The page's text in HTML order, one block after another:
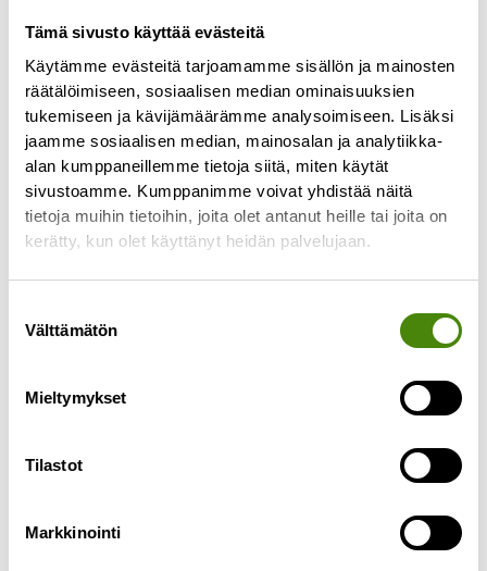
Tämä sivusto käyttää evästeitä
Käytämme evästeitä tarjoamamme sisällön ja mainosten
räätälöimiseen, sosiaalisen median ominaisuuksien
tukemiseen ja kävijämäärämme analysoimiseen. Lisäksi
jaamme sosiaalisen median, mainosalan ja analytiikka-
alan kumppaneillemme tietoja siitä, miten käytät
sivustoamme. Kumppanimme voivat yhdistää näitä
tietoja muihin tietoihin, joita olet antanut heille tai joita on
kerätty, kun olet käyttänyt heidän palvelujaan.
valinta
Välttämätön
Mieltymykset
Tilastot
Markkinointi
PÄIVITETTY:
Puhelinasiakaspalvelu toimii
27.4.2023
toimivat jälleen ja palvelemme normaalien
aukioloaikojen mukaisesti ma-pe klo 8-15.30.
ei toimi tällä